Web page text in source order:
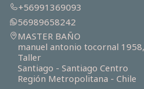
+56991369093
56989658242
MASTER BAÑO
manuel antonio tocornal 1958,
Taller
Santiago - Santiago Centro
Región Metropolitana - Chile